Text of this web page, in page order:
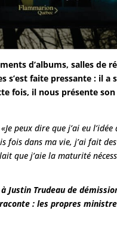
d’albums, salles de
s’est faite pressante : il a
fois, il nous présente
«Je peux dire que j’ai eu
fois dans ma vie, j’ai fait
que j’aie la maturité
Justin Trudeau de
: les propres